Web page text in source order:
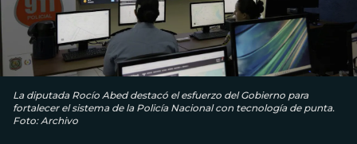
La diputada Rocío Abed destacó el esfuerzo del Gobierno para
fortalecer el sistema de la Policía Nacional con tecnología de punta.
Foto: Archivo